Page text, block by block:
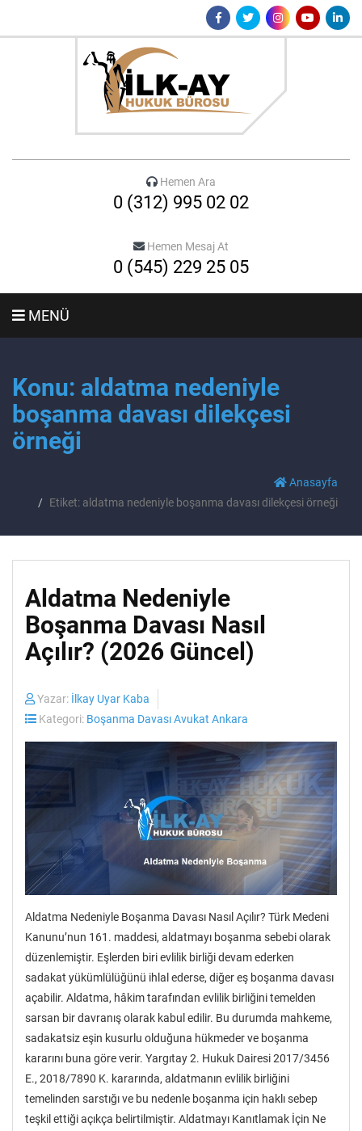
Hemen Ara
0 (312) 995 02 02
Hemen Mesaj At
0 (545) 229 25 05
MENÜ
Konu: aldatma nedeniyle
boşanma davası dilekçesi
örneği
Anasayfa
Etiket: aldatma nedeniyle boşanma davası dilekçesi örneği
Aldatma Nedeniyle
Boşanma Davası Nasıl
Açılır? (2026 Güncel)
Yazar: İlkay Uyar Kaba
Kategori: Boşanma Davası Avukat Ankara
Aldatma Nedeniyle Boşanma Davası Nasıl Açılır? Türk Medeni
Kanunu’nun 161. maddesi, aldatmayı boşanma sebebi olarak
düzenlemiştir. Eşlerden biri evlilik birliği devam ederken
sadakat yükümlülüğünü ihlal ederse, diğer eş boşanma davası
açabilir. Aldatma, hâkim tarafından evlilik birliğini temelden
sarsan bir davranış olarak kabul edilir. Bu durumda mahkeme,
sadakatsiz eşin kusurlu olduğuna hükmeder ve boşanma
kararını buna göre verir. Yargıtay 2. Hukuk Dairesi 2017/3456
E., 2018/7890 K. kararında, aldatmanın evlilik birliğini
temelinden sarstığı ve bu nedenle boşanma için haklı sebep
teşkil ettiği açıkça belirtilmiştir. Aldatmayı Kanıtlamak İçin Ne